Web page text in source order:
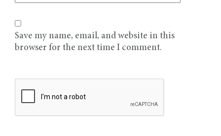
Save my name, email, and website in this
browser for the next time I comment.